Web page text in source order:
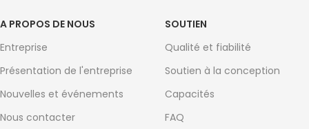
A PROPOS DE NOUS
Entreprise
Présentation de l'entreprise
Nouvelles et événements
Nous contacter
SOUTIEN
Qualité et fiabilité
Soutien à la conception
Capacités
FAQ